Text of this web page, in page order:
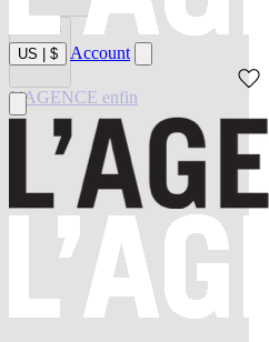
US $ Account
Soldes
L'AGENCE enfin